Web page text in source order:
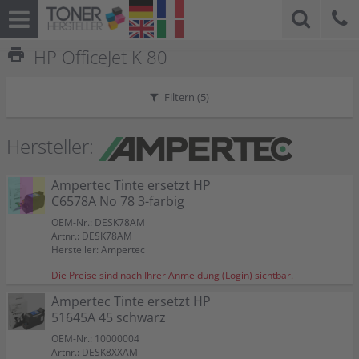
print HP OfficeJet K 80
Filtern (5)
Hersteller:
Ampertec Tinte ersetzt HP
C6578A No 78 3-farbig
OEM-Nr.: DESK78AM
Artnr.: DESK78AM
Hersteller: Ampertec
Die Preise sind nach Ihrer Anmeldung (Login) sichtbar.
Ampertec Tinte ersetzt HP
51645A 45 schwarz
OEM-Nr.: 10000004
Artnr.: DESK8XXAM